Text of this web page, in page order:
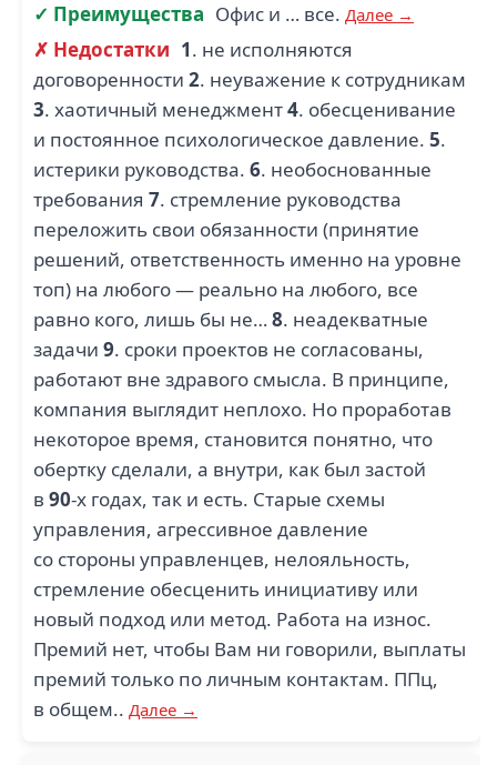
✓ Преимущества Офис и … все. Далее →
✗ Недостатки 1. не исполняются
договоренности 2. неуважение к сотрудникам
3. хаотичный менеджмент4. обесценивание
и постоянное психологическое давление. 5.
истерики руководства. 6. необоснованные
требования 7. стремление руководства
переложить свои обязанности (принятие
решений, ответственность именно на уровне
топ) на любого — реально на любого, все
равно кого, лишь бы не…8. неадекватные
задачи 9. сроки проектов не согласованы,
работают вне здравого смысла. В принципе,
компания выглядит неплохо. Но проработав
некоторое время, становится понятно, что
обертку сделали, а внутри, как был застой
в 90-х годах, так и есть. Старые схемы
управления, агрессивное давление
со стороны управленцев, нелояльность,
стремление обесценить инициативу или
новый подход или метод. Работа на износ.
Премий нет, чтобы Вам ни говорили, выплаты
премий только по личным контактам. ППц,
в общем.. Далее →